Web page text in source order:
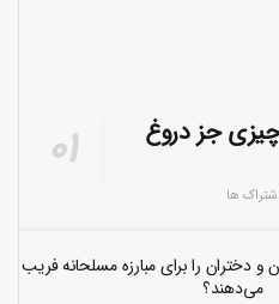
جز دروغ
دختران را برای مبارزه مسلحانه فریب
می‌دهند؟